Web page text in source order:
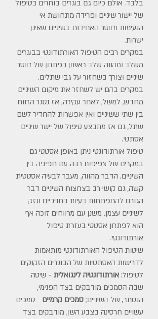
בלבד. אולם כיום גם בוגרים בוחרים בטיפול
של יישור שיניים ופרידה מתחושת אי
הנעימות וחוסר האחידות בשיניים שאינן
ישרות.
במקרים רבים הטיפול האורתודונטי בבוגרים
משלב ומהווה שלב ראשון בפתרון של חוסר
שיניים וצורך בשחזור על גבי שתלים.
במקרים בהם יש לשחזר את מיקום השיניים
מחדש, למשל, לאחר עקירה, אז נסגר הרווח
בין שתי ששיניים ואין אפשרות להחדיר לשם
שתל, גם אז מתבצע טיפול של יישר שיניים
אסתטי.
טיפול אורתודונטי ניתן באופן אסטטי גם
במקרים של צפיפות רבה עם חפיפה בין
השיניים. הדבר מהווה, מעבר לבעיה אסטטית
קשה, גם קושי רב בצחצוח השיניים דבר
הגורם להתפתחות בעיות בחניכיים ונזק
לשיניים עצמן. משנן עם מרווחים זוכה אף
הוא לפתרון אסטטי בעזרת טיפול
אורתודונטי.
שיטות הטיפול האורתודונטי מותאמות
לדרישות האסתטיות של הבוגרים הזקוקים
לטיפול: אורתודונטיה לינגואלית - שיטה
שבה הסמכים מודבקים בצד הפנימי,
הנסתר, של השיניים; סמכים קרמיים - סמכים
עשויים חרסינה בצבע השן, מודבקים בצד